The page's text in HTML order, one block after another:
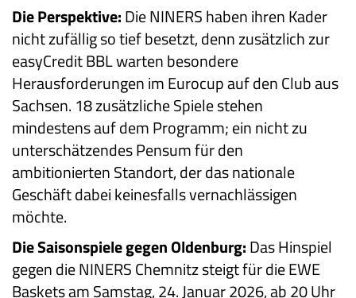
Die Perspektive:Die NINERS haben ihren Kader
nicht zufällig so tief besetzt, denn zusätzlich zur
easyCredit BBL warten besondere
Herausforderungen im Eurocup auf den Club aus
Sachsen. 18 zusätzliche Spiele stehen
mindestens auf dem Programm; ein nicht zu
unterschätzendes Pensum für den
ambitionierten Standort, der das nationale
Geschäft dabei keinesfalls vernachlässigen
möchte.
Die Saisonspiele gegen Oldenburg:Das Hinspiel
gegen die NINERS Chemnitz steigt für die EWE
Baskets am Samstag, 24. Januar 2026, ab 20 Uhr